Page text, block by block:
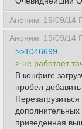
Аноним 19/09/14
Аноним 19/09/14
>>1046699
> не работает
В конфиге
пробел
приведенная